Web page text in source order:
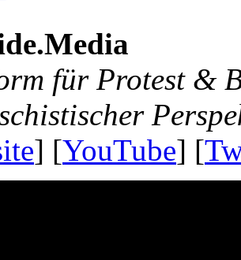
für Protest &
] [YouTube] [